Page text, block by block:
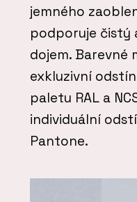
jemného
podporuje čistý
dojem. Barevné
exkluzivní
paletu RAL a
individuální
Pantone.